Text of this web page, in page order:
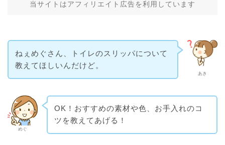
当サイトはアフィリエイト広告を利用しています
あき
ねぇめぐさん、トイレのスリッパについて
教えてほしいんだけど。
めぐ
OK！おすすめの素材や色、お手入れのコ
ツを教えてあげる！